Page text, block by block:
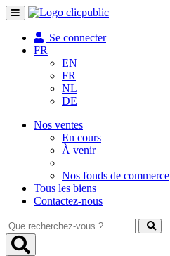
Toggle
navigation
Se connecter
FR
EN
FR
NL
DE
Nos ventes
En cours
À venir
Nos fonds de commerce
Tous les biens
Contactez-nous
Que
recherchez-
vous